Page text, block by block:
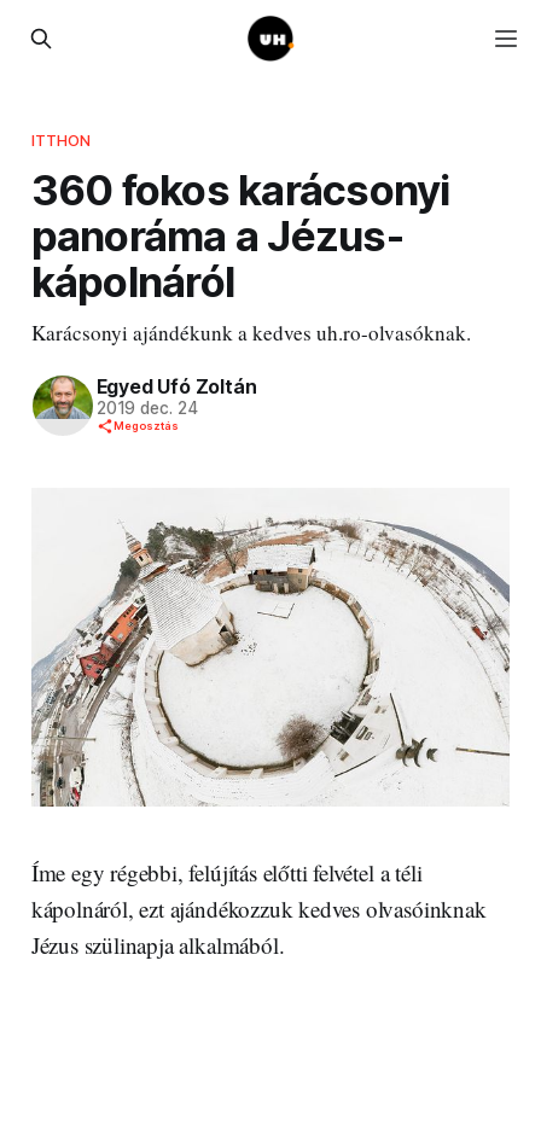
ITTHON
360 fokos karácsonyi
panoráma a Jézus-
kápolnáról
Karácsonyi ajándékunk a kedves uh.ro-olvasóknak.
Egyed Ufó Zoltán
2019 dec. 24
Megosztás
Íme egy régebbi, felújítás előtti felvétel a téli
kápolnáról, ezt ajándékozzuk kedves olvasóinknak
Jézus szülinapja alkalmából.